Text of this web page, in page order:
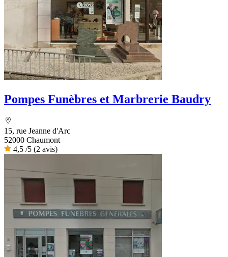
Pompes Funèbres et Marbrerie Baudry
15, rue Jeanne d'Arc
52000 Chaumont
4,5 /5 (2 avis)